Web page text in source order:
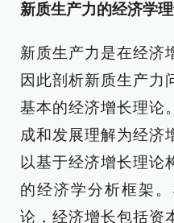
新质生产力的经济学
新质生产力是在经济
因此剖析新质生产力
基本的经济增长理论
成和发展理解为经济
以基于经济增长理论
的经济学分析框架
论，经济增长包括资